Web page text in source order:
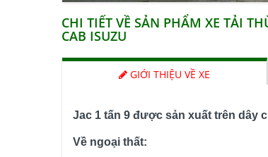
CHI TIẾT VỀ SẢN PHẨM XE TẢI
CAB ISUZU
GIỚI THIỆU VỀ XE
Jac 1 tấn 9 được sản xuất trên dây
Về ngoại thất: